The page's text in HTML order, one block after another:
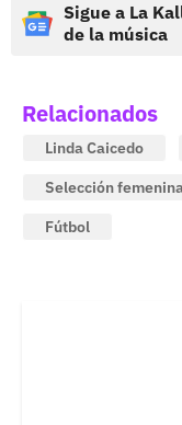
Sigue a La
de la música
Relacionados
Linda Caicedo
Selección
Fútbol